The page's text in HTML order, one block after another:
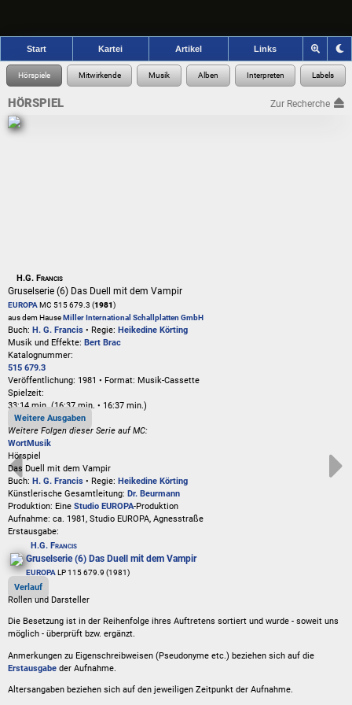
Start Kartei Artikel Links
HÖRSPIEL Zur Recherche
H.G. Francis
Gruselserie (6) Das Duell mit dem Vampir
EUROPAMC 515 679.3 (1981)
aus dem HauseMiller International Schallplatten GmbH
Buch: H. G. Francis • Regie: Heikedine Körting
Musik und Effekte: Bert Brac
Katalognummer:
515 679.3
Veröffentlichung: 1981 • Format: Musik-Cassette
Spielzeit:
33:14 min. (16:37 min. • 16:37 min.)
Weitere Ausgaben
Weitere Folgen dieser Serie auf MC:
WortMusik
Hörspiel
Das Duell mit dem Vampir
Buch: H. G. Francis • Regie: Heikedine Körting
Künstlerische Gesamtleitung: Dr. Beurmann
Produktion: Eine Studio EUROPA-Produktion
Aufnahme: ca. 1981, Studio EUROPA, Agnesstraße
Erstausgabe:
H.G. Francis
Gruselserie (6) Das Duell mit dem Vampir
EUROPA LP 115 679.9 (1981)
Verlauf
Rollen und Darsteller
Die Besetzung ist in der Reihenfolge ihres Auftretens sortiert und wurde - soweit uns
möglich - überprüft bzw. ergänzt.
Anmerkungen zu Eigenschreibweisen (Pseudonyme etc.) beziehen sich auf die
Erstausgabe der Aufnahme.
Altersangaben beziehen sich auf den jeweiligen Zeitpunkt der Aufnahme.